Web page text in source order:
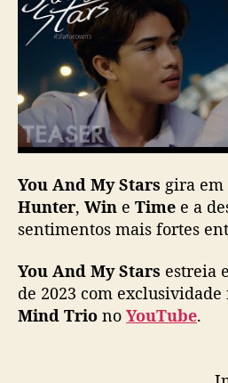
You And My Stars gira em
Hunter, Win e Time e a
sentimentos mais fortes
You And My Stars estreia
de 2023 com
Mind Trio no YouTube.